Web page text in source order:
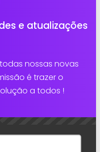
e atualizações
nossas novas
é trazer o
a todos !